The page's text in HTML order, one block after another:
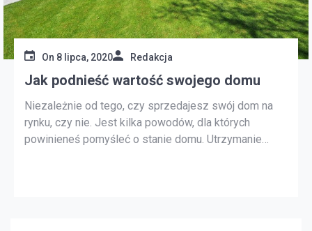
On 8 lipca, 2020 Redakcja
Jak podnieść wartość swojego domu
Niezależnie od tego, czy sprzedajesz swój dom na
rynku, czy nie. Jest kilka powodów, dla których
powinieneś pomyśleć o stanie domu. Utrzymanie